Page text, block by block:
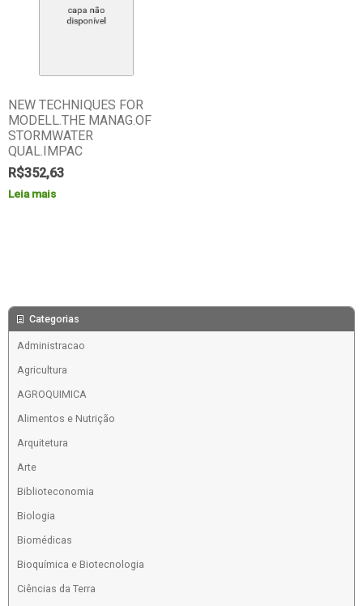
NEW TECHNIQUES FOR
MODELL.THE MANAG.OF
STORMWATER
QUAL.IMPAC
R$352,63
Leia mais
Categorias
Administracao
Agricultura
AGROQUIMICA
Alimentos e Nutrição
Arquitetura
Arte
Biblioteconomia
Biologia
Biomédicas
Bioquímica e Biotecnologia
Ciências da Terra